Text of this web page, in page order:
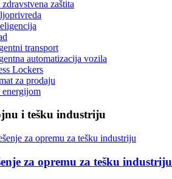
zaštita
transport
automatizacija vozila
Lockers
za prodaju
i tešku industriju
za opremu za tešku industriju